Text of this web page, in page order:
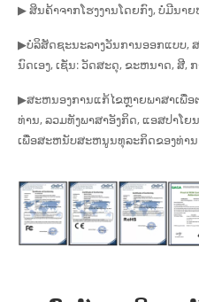
▶ ສິນຄ້າຈາກໂຮງງານໂດຍກົງ, ບໍ່ມີນາ
▶ບໍລິສັດຊະນະລາງວັນການອອກແບບ
ນົດເອງ, ເຊັ່ນ: ວັດສະດຸ, ຂະຫນາດ, ສີ,
▶ສະຫນອງການແກ້ໄຂຫຼາຍພາສາເພື່ອ
ທ່ານ, ລວມທັງພາສາອັງກິດ, ແອສປາໂຍ
ເພື່ອສະຫນັບສະຫນູນທຸລະກິດຂອງທ່າ